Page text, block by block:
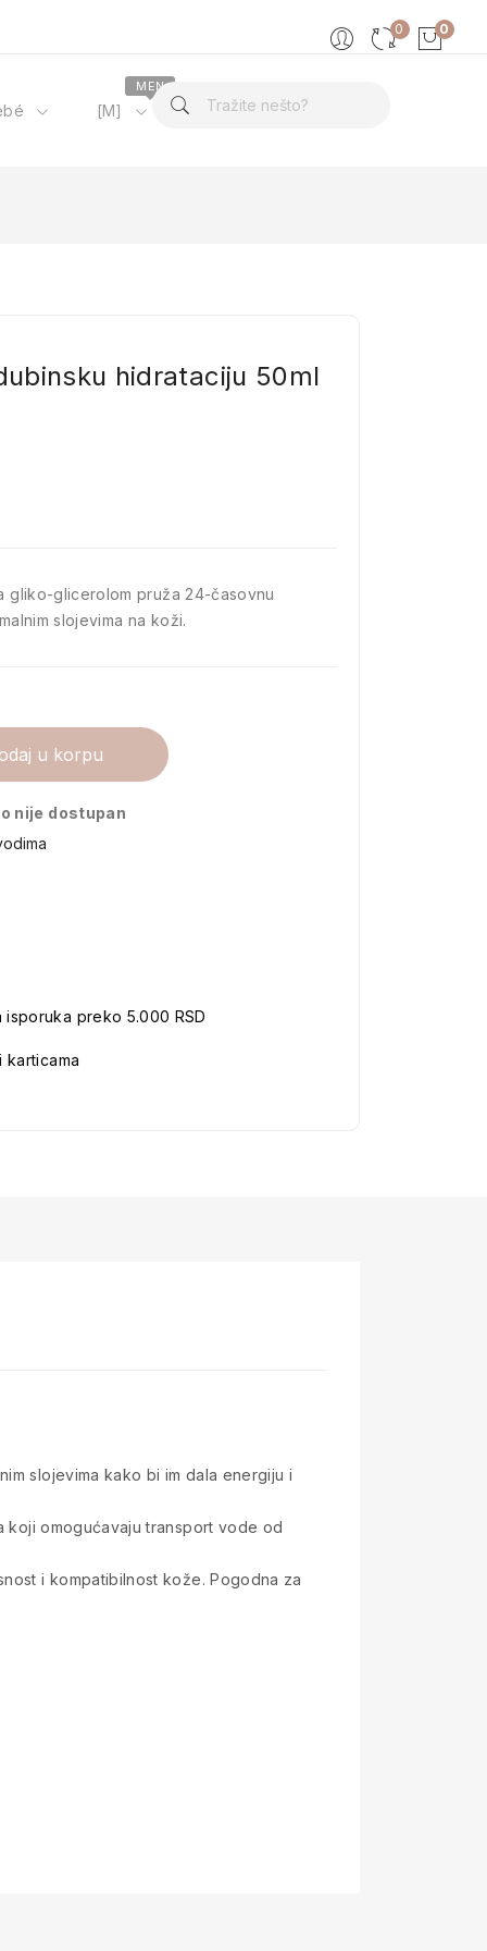
0
0
[M]
MEN
O nama
hidrataciju 50ml
gliko-glicerolom pruža 24-časovnu
slojevima na koži.
u korpu
nije dostupan
isporuka preko 5.000 RSD
karticama
slojevima kako bi im dala energiju i
koji omogućavaju transport vode od
i kompatibilnost kože. Pogodna za